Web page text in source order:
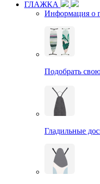
ГЛАЖКА
Информация о
Подобрать
Гладильные